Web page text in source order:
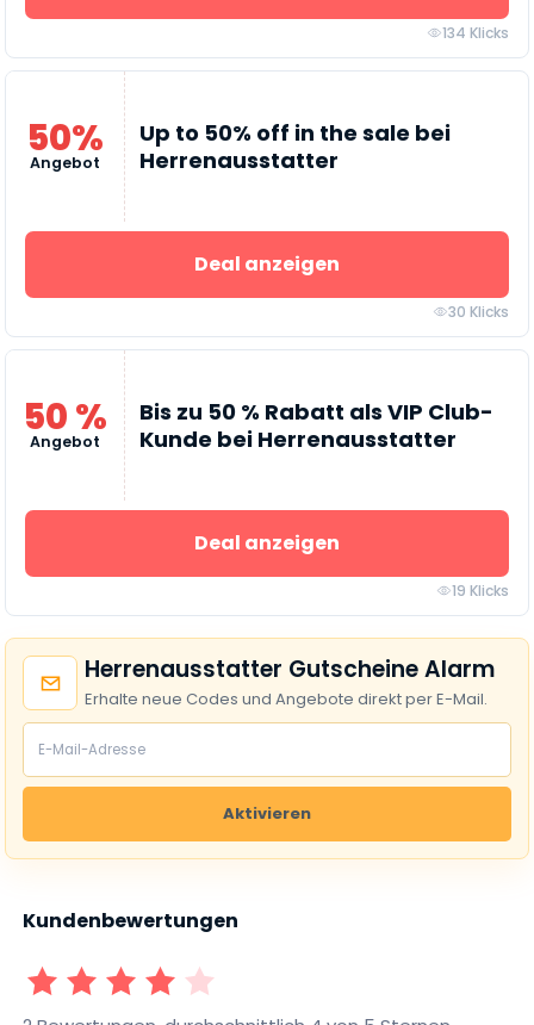
134 Klicks
50%
Angebot
Up to 50% off in the sale bei
Herrenausstatter
Deal anzeigen
30 Klicks
50 %
Angebot
Bis zu 50 % Rabatt als VIP Club-
Kunde bei Herrenausstatter
Deal anzeigen
19 Klicks
Herrenausstatter Gutscheine Alarm
Erhalte neue Codes und Angebote direkt per E-Mail.
Aktivieren
Kundenbewertungen
1 Sterne2 Sterne3 Sterne4 Sterne5 Sterne